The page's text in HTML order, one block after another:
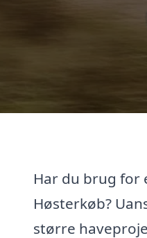
Har du brug for
Høsterkøb?
større